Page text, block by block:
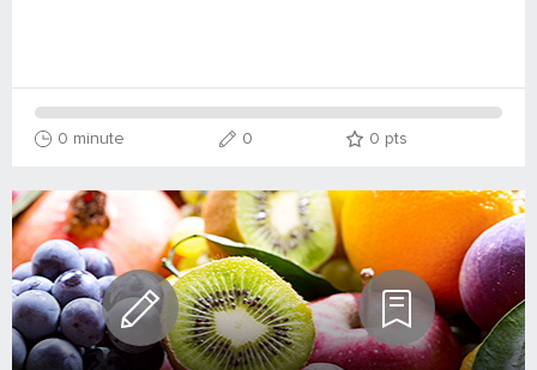
0 minute 0 0 pts